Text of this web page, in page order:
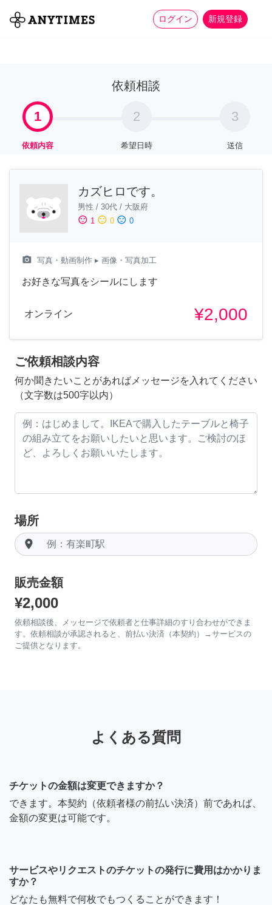
ログイン 新規登録
全て 家事 more_horiz
依頼相談
1
依頼内容
2
希望日時
3
送信
カズヒロです。
男性 / 30代 / 大阪府
sentiment_satisfied 1 sentiment_neutral 0 sentiment_dissatisfied 0
camera_alt 写真・動画制作 ▸ 画像・写真加工
お好きな写真をシールにします
オンライン ¥2,000
ご依頼相談内容
何か聞きたいことがあればメッセージを入れてください
（文字数は500字以内）
場所
room
販売金額
¥2,000
依頼相談後、メッセージで依頼者と仕事詳細のすり合わせができま
す。依頼相談が承認されると、前払い決済（本契約）→サービスの
ご提供となります。
よくある質問
チケットの金額は変更できますか？
できます。本契約（依頼者様の前払い決済）前であれば、
金額の変更は可能です。
サービスやリクエストのチケットの発行に費用はかかりま
すか？
どなたも無料で何枚でもつくることができます！